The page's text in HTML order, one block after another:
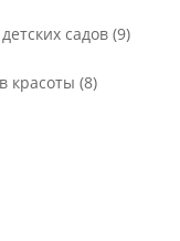
садов (9)
красоты (8)